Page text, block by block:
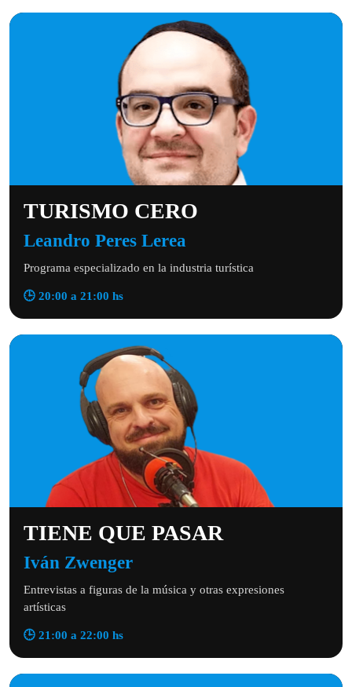
TURISMO CERO
Leandro Peres Lerea
Programa especializado en la industria turística
🕒 20:00 a 21:00 hs
TIENE QUE PASAR
Iván Zwenger
Entrevistas a figuras de la música y otras expresiones
artísticas
🕒 21:00 a 22:00 hs